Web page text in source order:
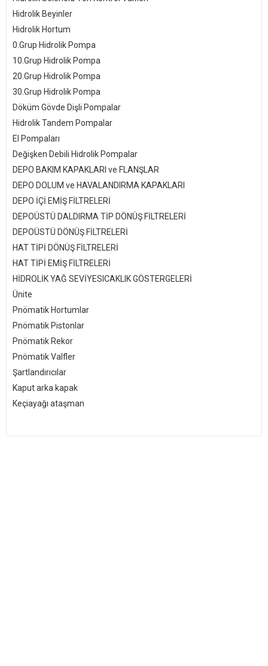
Hidrolik Beyinler
Hidrolik Hortum
0.Grup Hidrolik Pompa
10.Grup Hidrolik Pompa
20.Grup Hidrolik Pompa
30.Grup Hidrolik Pompa
Döküm Gövde Dişli Pompalar
Hidrolik Tandem Pompalar
El Pompaları
Değişken Debili Hidrolik Pompalar
DEPO BAKIM KAPAKLARI ve FLANŞLAR
DEPO DOLUM ve HAVALANDIRMA KAPAKLARI
DEPO İÇİ EMİŞ FİLTRELERİ
DEPOÜSTÜ DALDIRMA TİP DÖNÜŞ FİLTRELERİ
DEPOÜSTÜ DÖNÜŞ FİLTRELERİ
HAT TİPİ DÖNÜŞ FİLTRELERİ
HAT TİPİ EMİŞ FİLTRELERİ
HİDROLİK YAĞ SEVİYESICAKLIK GÖSTERGELERİ
Ünite
Pnömatik Hortumlar
Pnömatik Pistonlar
Pnömatik Rekor
Pnömatik Valfler
Şartlandırıcılar
Kaput arka kapak
Keçiayağı ataşman